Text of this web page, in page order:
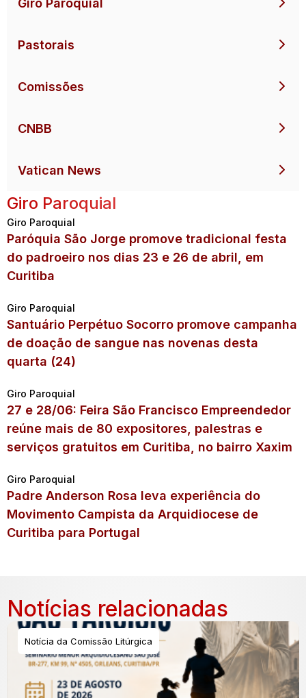
Giro Paroquial
Pastorais
Comissões
CNBB
Vatican News
Giro Paroquial
Giro Paroquial
Paróquia São Jorge promove tradicional festa
do padroeiro nos dias 23 e 26 de abril, em
Curitiba
Giro Paroquial
Santuário Perpétuo Socorro promove campanha
de doação de sangue nas novenas desta
quarta (24)
Giro Paroquial
27 e 28/06: Feira São Francisco Empreendedor
reúne mais de 80 expositores, palestras e
serviços gratuitos em Curitiba, no bairro Xaxim
Giro Paroquial
Padre Anderson Rosa leva experiência do
Movimento Campista da Arquidiocese de
Curitiba para Portugal
Notícias relacionadas
Notícia da Comissão Litúrgica